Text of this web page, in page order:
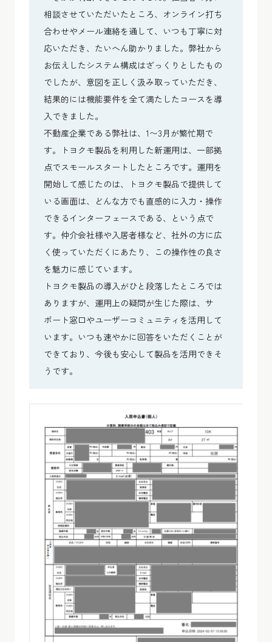
相談させていただいたところ、オンライン打ち
合わせやメール連絡を通して、いつも丁寧に対
応いただき、たいへん助かりました。弊社から
お伝えしたシステム構成はざっくりとしたもの
でしたが、意図を正しく汲み取っていただき、
結果的には機能要件を全て満たしたコースを導
入できました。
不動産企業である弊社は、1〜3月が繁忙期で
す。トヨクモ製品を利用した新運用は、一部拠
点でスモールスタートしたところです。運用を
開始して感じたのは、トヨクモ製品で提供して
いる画面は、どんな方でも直感的に入力・操作
できるインターフェースである、という点で
す。仲介会社様や入居者様など、社外の方に広
く使っていただくにあたり、この操作性の良さ
を魅力に感じています。
トヨクモ製品の導入がひと段落したところでは
ありますが、運用上の疑問が生じた際は、サ
ポート窓口やユーザーコミュニティを活用して
います。いつも速やかに回答をいただくことが
できており、今後も安心して製品を活用できそ
うです。